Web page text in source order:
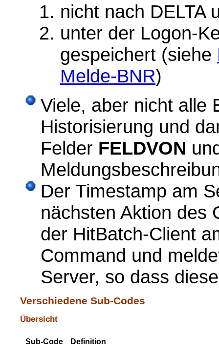
nicht nach DELTA
unter der Logon-
gespeichert (siehe
Melde-BNR)
Viele, aber nicht alle
Historisierung und
Felder FELDVON
Der Timestamp am
nächsten Aktion des
der HitBatch-Client
Command und
Server, so dass
Verschiedene Sub-Codes
Übersicht
Sub-Code Definition